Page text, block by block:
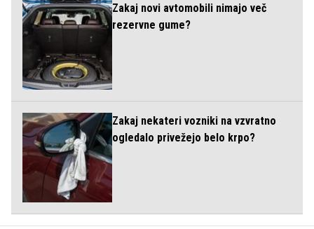
Zakaj novi avtomobili nimajo več
rezervne gume?
Zakaj nekateri vozniki na vzvratno
ogledalo privežejo belo krpo?